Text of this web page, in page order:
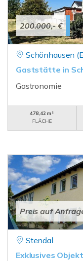
200.000,- €
Schönhausen
Gaststätte in
Gastronomie
478,42 m²
FLÄCHE
Preis auf
Stendal
Exklusives